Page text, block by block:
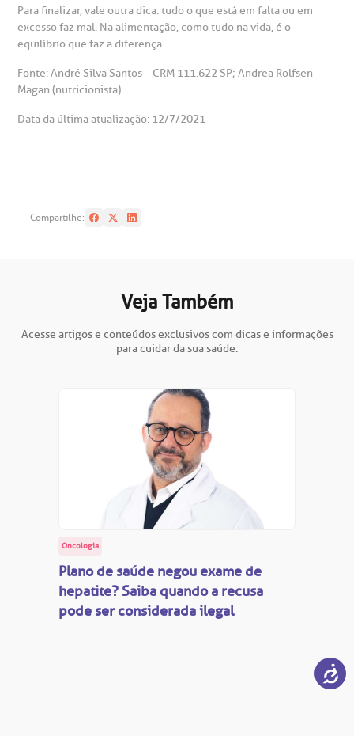
Para finalizar, vale outra dica: tudo o que está em falta ou em
excesso faz mal. Na alimentação, como tudo na vida, é o
equilíbrio que faz a diferença.
Fonte: André Silva Santos – CRM 111.622 SP; Andrea Rolfsen
Magan (nutricionista)
Data da última atualização: 12/7/2021
Compartilhe:
Veja Também
Acesse artigos e conteúdos exclusivos com dicas e informações
para cuidar da sua saúde.
Oncologia
Plano de saúde negou exame de
hepatite? Saiba quando a recusa
pode ser considerada ilegal